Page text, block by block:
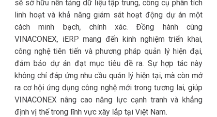
sẽ sở hữu nền tảng dữ liệu tập trung, công cụ phân tích
linh hoạt và khả năng giám sát hoạt động dự án một
cách minh bạch, chính xác. Đồng hành cùng
VINACONEX, iERP mang đến kinh nghiệm triển khai,
công nghệ tiên tiến và phương pháp quản lý hiện đại,
đảm bảo dự án đạt mục tiêu đề ra. Sự hợp tác này
không chỉ đáp ứng nhu cầu quản lý hiện tại, mà còn mở
ra cơ hội ứng dụng công nghệ mới trong tương lai, giúp
VINACONEX nâng cao năng lực cạnh tranh và khẳng
định vị thế trong lĩnh vực xây lắp tại Việt Nam.